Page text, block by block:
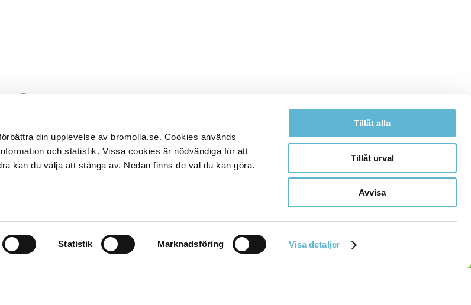
din upplevelse av bromolla.se. Cookies används
och statistik. Vissa cookies är nödvändiga för att
kan du välja att stänga av. Nedan finns de val du kan göra.
Statistik Marknadsföring Visa detaljer
Tillåt alla
Tillåt urval
Avvisa